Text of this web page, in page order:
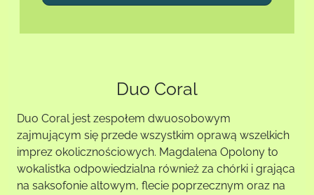
Duo Coral
Duo Coral jest zespołem dwuosobowym
zajmującym się przede wszystkim oprawą wszelkich
imprez okolicznościowych. Magdalena Opolony to
wokalistka odpowiedzialna również za chórki i grająca
na saksofonie altowym, flecie poprzecznym oraz na